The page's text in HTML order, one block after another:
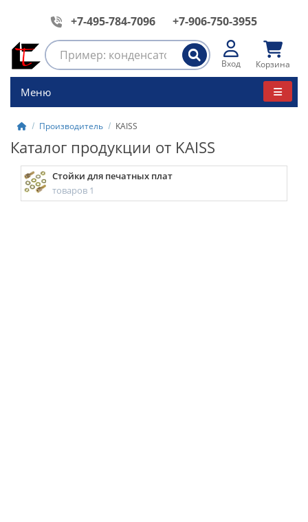
+7-495-784-7096 +7-906-750-3955
Вход Корзина
Меню
Производитель KAISS
Каталог продукции от KAISS
Стойки для печатных плат
товаров 1